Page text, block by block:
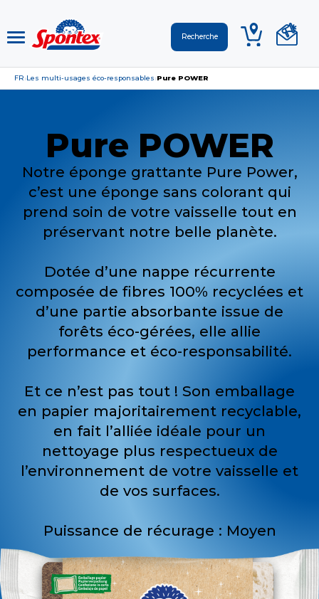
FR›Les multi-usages éco-responsables›Pure POWER
Pure POWER
Notre éponge grattante Pure Power,
c’est une éponge sans colorant qui
prend soin de votre vaisselle tout en
préservant notre belle planète.
Dotée d’une nappe récurrente
composée de fibres 100% recyclées et
d’une partie absorbante issue de
forêts éco-gérées, elle allie
performance et éco-responsabilité.
Et ce n’est pas tout ! Son emballage
en papier majoritairement recyclable,
en fait l’alliée idéale pour un
nettoyage plus respectueux de
l’environnement de votre vaisselle et
de vos surfaces.
Puissance de récurage : Moyen